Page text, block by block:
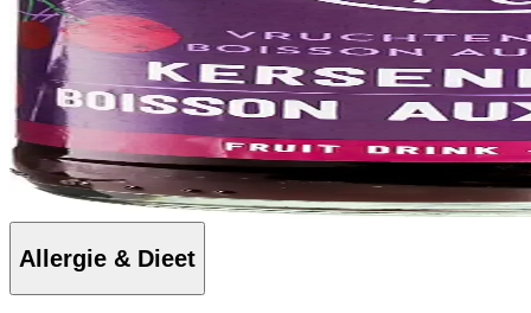
Allergie & Dieet